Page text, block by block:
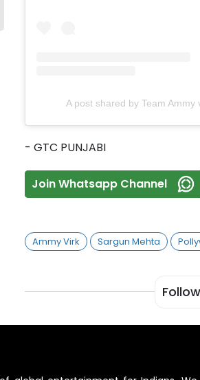
A post shared by Team
- GTC PUNJABI
Join Whatsapp Channel
Ammy Virk Sargun Mehta